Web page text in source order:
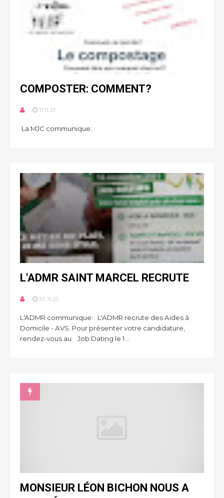
COMPOSTER: COMMENT?
11.11.21
La MJC communique:
L'ADMR SAINT MARCEL RECRUTE
10.11.21
L'ADMR communique: L'ADMR recrute des Aides à
Domicile - AVS. Pour présenter votre candidature,
rendez-vous au Job Dating le 1...
MONSIEUR LÉON BICHON NOUS A